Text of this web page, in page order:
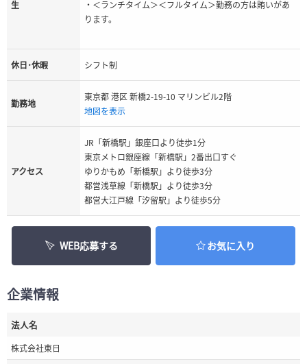
生
・＜ランチタイム＞＜フルタイム＞勤務の方は賄いがあ
ります。
休日･休暇 シフト制
勤務地
東京都 港区 新橋2-19-10 マリンビル2階
地図を表示
アクセス
JR「新橋駅」銀座口より徒歩1分
東京メトロ銀座線「新橋駅」2番出口すぐ
ゆりかもめ「新橋駅」より徒歩3分
都営浅草線「新橋駅」より徒歩3分
都営大江戸線「汐留駅」より徒歩5分
WEB応募する お気に入り
企業情報
法人名
株式会社東日